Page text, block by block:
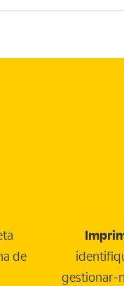
de
gestionar-